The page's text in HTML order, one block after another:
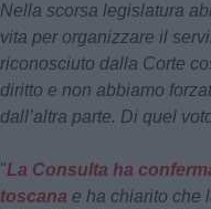
Nella scorsa legislatura
vita per organizzare il
riconosciuto dalla Corte
diritto e non abbiamo
dall’altra parte. Di quel
"La Consulta ha
toscana e ha chiarito che